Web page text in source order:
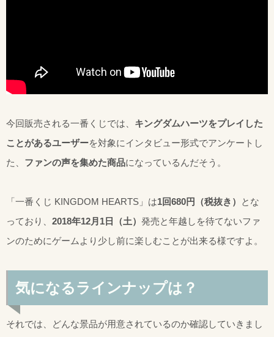
今回販売される一番くじでは、 キングダムハーツをプレイした
ことがあるユーザーを対象にインタビュー形式でアンケートし
た、 ファンの声を集めた商品になっているんだそう。
「一番くじ KINGDOM HEARTS」は1回680円（税抜き）
とな
っており、 2018年12月1日（土） 発売と年越しを待てないファ
ンのためにゲームより少し前に楽しむことが出来る様ですよ。
気になるラインナップは？
それでは、どんな景品が用意されているのか確認していきまし